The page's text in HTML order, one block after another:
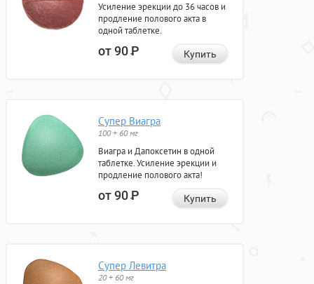
Усиление эрекции до 36 часов и
продление полового акта в
одной таблетке.
от 90Р Купить
Супер Виагра
100 + 60 мг
Виагра и Дапоксетин в одной
таблетке. Усиление эрекции и
продление полового акта!
от 90Р Купить
Супер Левитра
20 + 60 мг